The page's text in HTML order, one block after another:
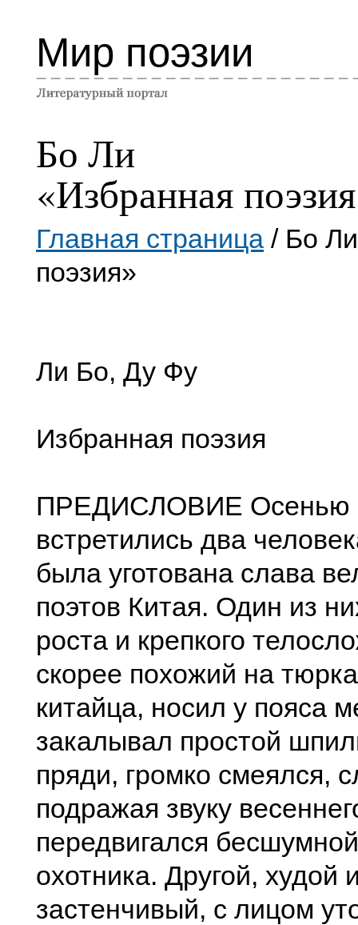
Мир поэзии
Бо Ли
«Избранная
Главная страница / Бо
поэзия»
Ли Бо, Ду Фу
Избранная поэзия
ПРЕДИСЛОВИЕ Осенью
встретились два
была уготована слава
поэтов Китая. Один из
роста и крепкого
скорее похожий на
китайца, носил у пояса
закалывал простой
пряди, громко смеялся,
подражая звуку
передвигался
охотника. Другой, худой
застенчивый, с лицом